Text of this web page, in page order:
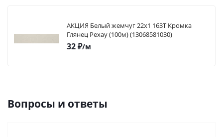
АКЦИЯ Белый жемчуг 22х1 163Т Кромка
Глянец Рехау (100м) (13068581030)
32₽/м
Вопросы и ответы